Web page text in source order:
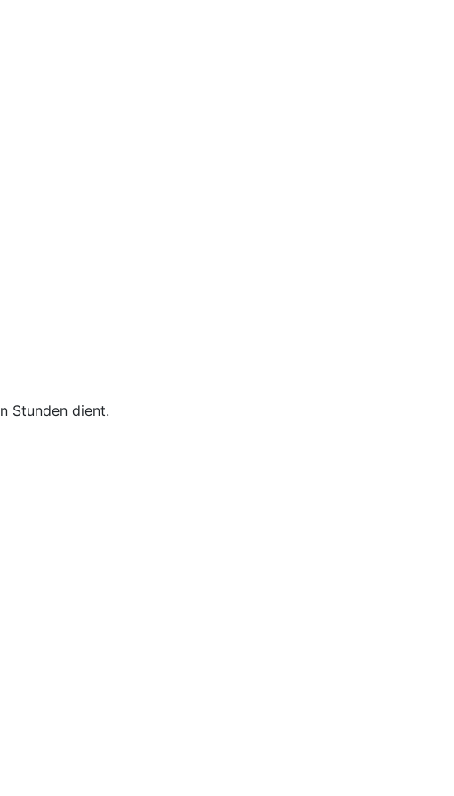
Stunden dient.